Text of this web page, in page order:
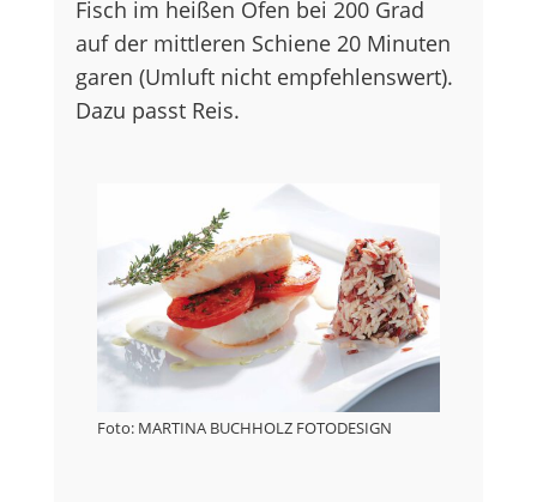
Fisch im heißen Ofen bei 200 Grad
auf der mittleren Schiene 20 Minuten
garen (Umluft nicht empfehlenswert).
Dazu passt Reis.
Foto: MARTINA BUCHHOLZ FOTODESIGN